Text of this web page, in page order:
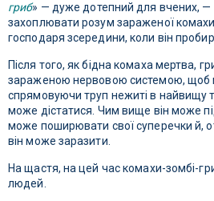
гриб» — дуже дотепний для вчених, —
захоплювати розум зараженої
господаря зсередини, коли він
Після того, як бідна комаха мертва,
зараженою нервовою системою, щоб
спрямовуючи труп нежиті в найвищу
може дістатися. Чим вище він може
може поширювати свої суперечки й,
він може заразити.
На щастя, на цей час комахи-зомбі-
людей.